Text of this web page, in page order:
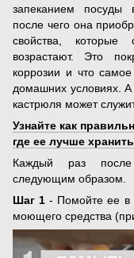
запеканием посуды
после чего она
свойства, которые
возрастают. Это
коррозии и что
домашних условиях. А
кастрюля может
Узнайте как
где ее лучше
Каждый раз после
следующим образом.
Шаг 1- Помойте ее в
моющего средства